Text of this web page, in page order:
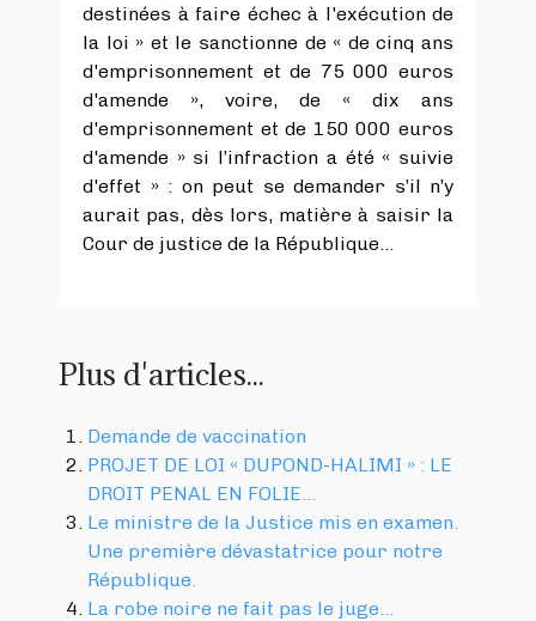
destinées à faire échec à l'exécution de
la loi » et le sanctionne de « de cinq ans
d'emprisonnement et de 75 000 euros
d'amende », voire, de « dix ans
d'emprisonnement et de 150 000 euros
d'amende » si l’infraction a été « suivie
d'effet » : on peut se demander s’il n’y
aurait pas, dès lors, matière à saisir la
Cour de justice de la République…
Plus d'articles...
Demande de vaccination
PROJET DE LOI « DUPOND-HALIMI » : LE
DROIT PENAL EN FOLIE…
Le ministre de la Justice mis en examen.
Une première dévastatrice pour notre
République.
La robe noire ne fait pas le juge…